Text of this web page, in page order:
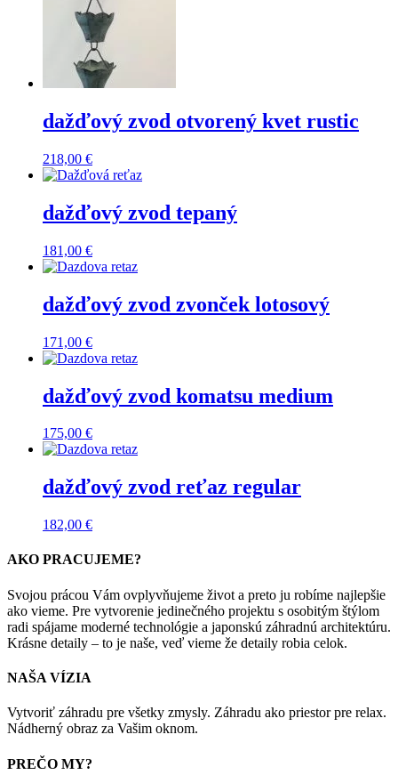
dažďový zvod otvorený kvet rustic
218,00 €
dažďový zvod tepaný
181,00 €
dažďový zvod zvonček lotosový
171,00 €
dažďový zvod komatsu medium
175,00 €
dažďový zvod reťaz regular
182,00 €
AKO PRACUJEME?
Svojou prácou Vám ovplyvňujeme život a preto ju robíme najlepšie
ako vieme. Pre vytvorenie jedinečného projektu s osobitým štýlom
radi spájame moderné technológie a japonskú záhradnú architektúru.
Krásne detaily – to je naše, veď vieme že detaily robia celok.
NAŠA VÍZIA
Vytvoriť záhradu pre všetky zmysly. Záhradu ako priestor pre relax.
Nádherný obraz za Vašim oknom.
PREČO MY?